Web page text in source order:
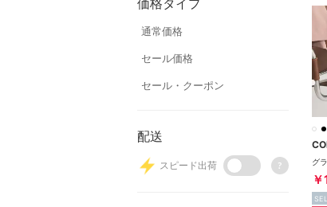
通常価格
セール価格
セール・クーポン
配送
スピード出荷 ?